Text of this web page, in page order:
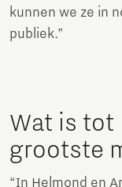
kunnen we ze in
publiek.”
Wat is tot
grootste
“In Helmond en